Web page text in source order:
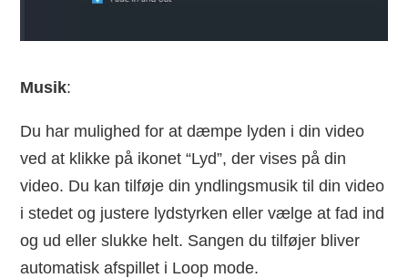
Musik:
Du har mulighed for at dæmpe lyden i din video
ved at klikke på ikonet “Lyd”, der vises på din
video. Du kan tilføje din yndlingsmusik til din video
i stedet og justere lydstyrken eller vælge at fad ind
og ud eller slukke helt. Sangen du tilføjer bliver
automatisk afspillet i Loop mode.